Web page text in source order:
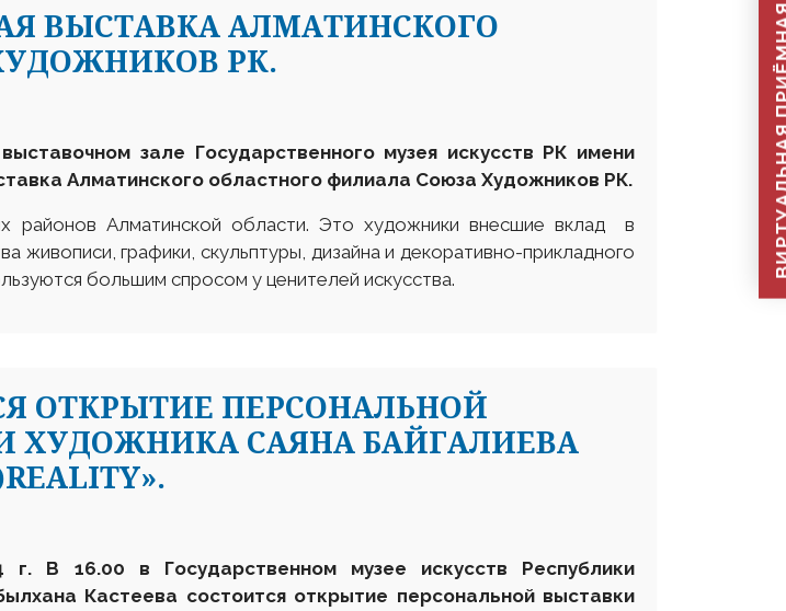
ВЫСТАВКА АЛМАТИНСКОГО
РК.
зале Государственного музея искусств РК имени
Алматинского областного филиала Союза Художников РК.
районов Алматинской области. Это художники внесшие вклад в
живописи, графики, скульптуры, дизайна и декоративно-прикладного
большим спросом у ценителей искусства.
ОТКРЫТИЕ ПЕРСОНАЛЬНОЙ
ХУДОЖНИКА САЯНА БАЙГАЛИЕВА
г. В 16.00 в Государственном музее искусств Республики
Кастеева состоится открытие персональной выставки